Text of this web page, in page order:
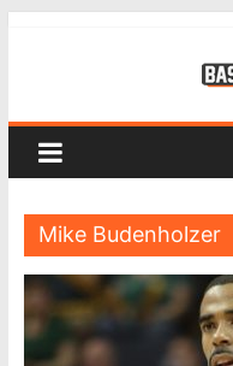
Mike Budenholzer